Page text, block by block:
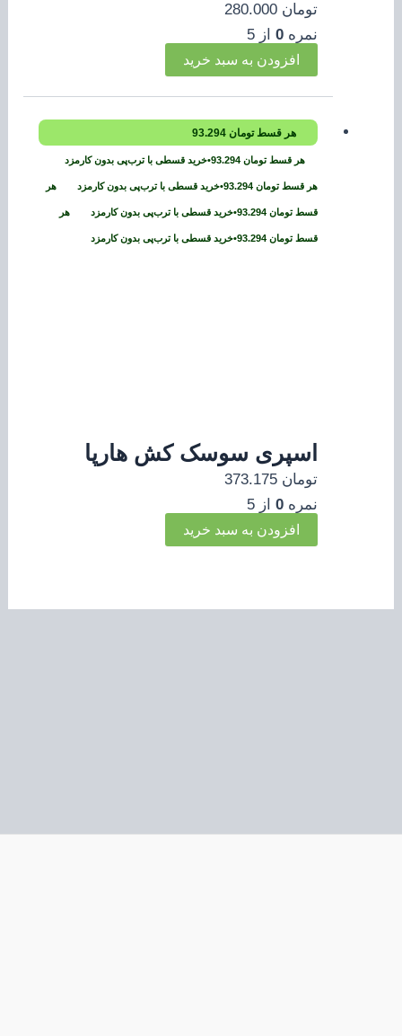
تومان 280.000
نمره0 از 5
افزودن به سبد خرید
هر قسطتومان 93.294
هر قسطتومان 93.294
•خرید قسطی با ترب‌پی بدون کارمزد
هر قسطتومان 93.294
•خرید قسطی با ترب‌پی بدون کارمزد هر
قسطتومان 93.294
•خرید قسطی با ترب‌پی بدون کارمزد هر
قسطتومان 93.294
•خرید قسطی با ترب‌پی بدون کارمزد
اسپری سوسک کش هارپا
تومان 373.175
نمره0 از 5
افزودن به سبد خرید